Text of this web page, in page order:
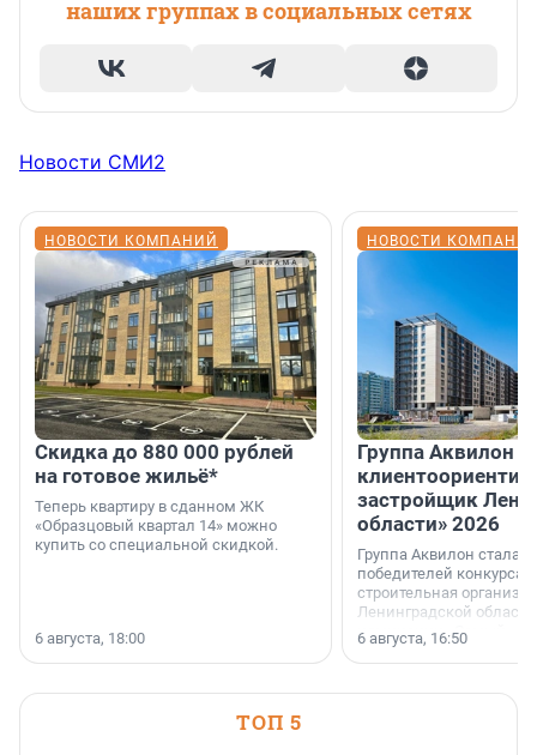
наших группах в социальных сетях
Новости СМИ2
НОВОСТИ КОМПАНИЙ
Скидка до 880 000 рублей
на готовое жильё*
Теперь квартиру в сданном ЖК
«Образцовый квартал 14» можно
купить со специальной скидкой.
6 августа, 18:00
НОВОСТИ
Группа Аквилон
застройщик
области» 2026
Группа Аквилон стала
победителей конкурса
строительная
Ленинградской области
номинации «Самый
застройщик
области».
6 августа, 16:50
ТОП 5